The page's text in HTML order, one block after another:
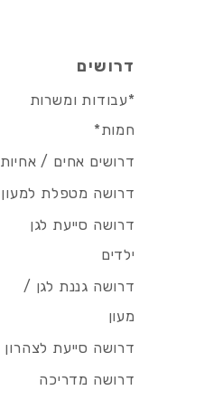
דרושים
*עבודות ומשרות
חמות*
דרושים אחים / אחיות
דרושה מטפלת למעון
דרושה סייעת לגן
ילדים
דרושה גננת לגן /
מעון
דרושה סייעת לצהרון
דרושה מדריכה